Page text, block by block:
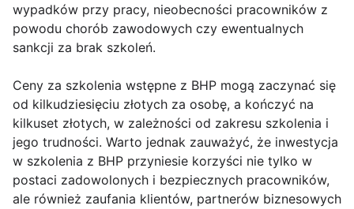
wypadków przy pracy, nieobecności pracowników z
powodu chorób zawodowych czy ewentualnych
sankcji za brak szkoleń.
Ceny za szkolenia wstępne z BHP mogą zaczynać się
od kilkudziesięciu złotych za osobę, a kończyć na
kilkuset złotych, w zależności od zakresu szkolenia i
jego trudności. Warto jednak zauważyć, że inwestycja
w szkolenia z BHP przyniesie korzyści nie tylko w
postaci zadowolonych i bezpiecznych pracowników,
ale również zaufania klientów, partnerów biznesowych